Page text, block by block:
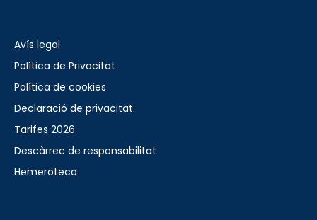
Avís legal
Política de Privacitat
Política de cookies
Declaració de privacitat
Tarifes 2026
Descàrrec de responsabilitat
Hemeroteca